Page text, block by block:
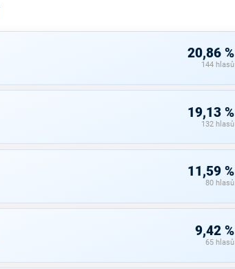
20,86 %
144 hlasů
19,13 %
132 hlasů
11,59 %
80 hlasů
9,42 %
65 hlasů